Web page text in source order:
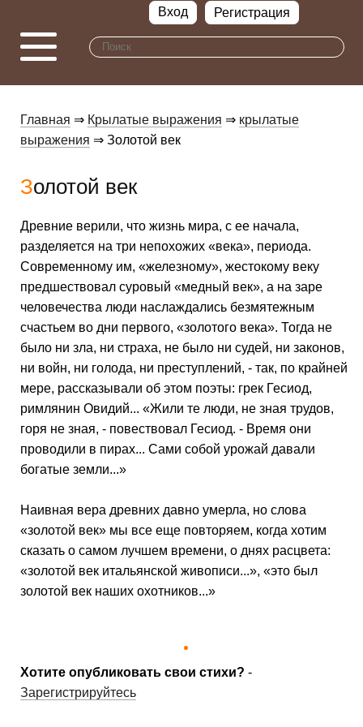
Вход Регистрация
Хотите опубликовать свои стихи? -
Зарегистрируйтесь
Главная ⇒ Крылатые выражения ⇒ крылатые
выражения ⇒ Золотой век
Золотой век
Древние верили, что жизнь мира, с ее начала,
разделяется на три непохожих «века», периода.
Современному им, «железному», жестокому веку
предшествовал суровый «медный век», а на заре
человечества люди наслаждались без­мятежным
счастьем во дни первого, «золотого века». Тогда не
было ни зла, ни страха, не было ни судей, ни законов,
ни войн, ни голода, ни преступлений, - так, по крайней
мере, рассказывали об этом поэты: грек Гесиод,
римлянин Ови­дий... «Жили те люди, не зная трудов,
горя не зная, - пове­ствовал Гесиод. - Время они
проводили в пирах... Сами собой урожай давали
богатые земли...»
Наивная вера древних давно умерла, но слова
«золотой век» мы все еще повторяем, когда хотим
сказать о самом луч­шем времени, о днях расцвета:
«золотой век итальянской живописи...», «это был
золотой век наших охотников...»